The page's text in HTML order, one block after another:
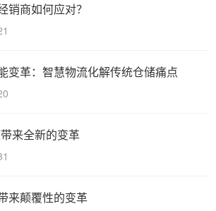
销商如何应对？
变革：智慧物流化解传统仓储痛点
来全新的变革
来颠覆性的变革